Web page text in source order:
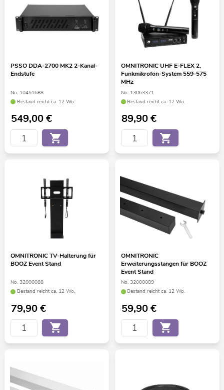
PSSO DDA-2700 MK2 2-Kanal-
Endstufe
No. 10451688
Bestand reicht ca. 12 Wo.
549,00€
OMNITRONIC UHF E-FLEX 2,
Funkmikrofon-System 559-575
MHz
No. 13063371
Bestand reicht ca. 12 Wo.
89,90€
OMNITRONIC TV-Halterung für
BOOZ Event Stand
No. 32000088
Bestand reicht ca. 12 Wo.
79,90€
OMNITRONIC
Erweiterungsstangen für BOOZ
Event Stand
No. 32000089
Bestand reicht ca. 12 Wo.
59,90€